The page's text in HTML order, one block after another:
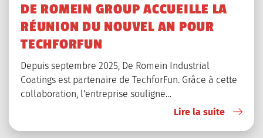
DE ROMEIN GROUP ACCUEILLE LA
RÉUNION DU NOUVEL AN POUR
TECHFORFUN
Depuis septembre 2025, De Romein Industrial
Coatings est partenaire de TechforFun. Grâce à cette
collaboration, l'entreprise souligne…
Lire la suite